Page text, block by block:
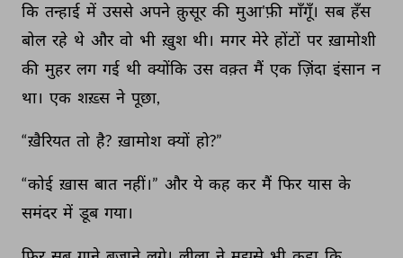
कि तन्हाई में उससे अपने क़ुसूर की मुआ'फ़ी माँगूँ। सब हँस
बोल रहे थे और वो भी ख़ुश थी। मगर मेरे होंटों पर ख़ामोशी
की मुहर लग गई थी क्योंकि उस वक़्त मैं एक ज़िंदा इंसान न
था। एक शख़्स ने पूछा,
“ख़ैरियत तो है? ख़ामोश क्यों हो?”
“कोई ख़ास बात नहीं।” और ये कह कर मैं फिर यास के
समंदर में डूब गया।